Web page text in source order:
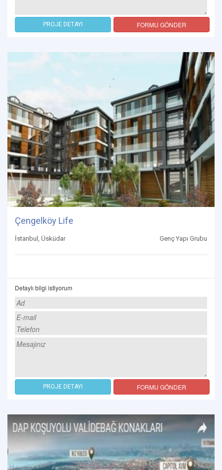
PROJE DETAYI FORMU GÖNDER
Çengelköy Life
İstanbul, Üsküdar Genç Yapı Grubu
Detaylı bilgi istiyorum
PROJE DETAYI FORMU GÖNDER